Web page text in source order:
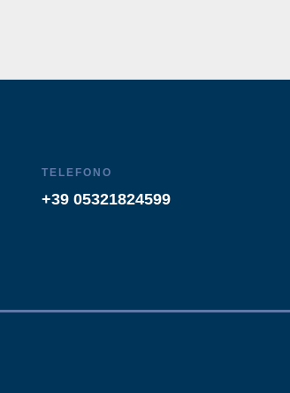
TELEFONO
+39 05321824599